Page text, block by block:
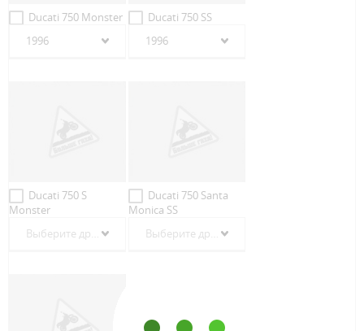
Ducati 750 Monster
1996
Ducati 750 SS
1996
Ducati 750 S
Monster
Выберите другой год
Ducati 750 Santa
Monica SS
Выберите другой год